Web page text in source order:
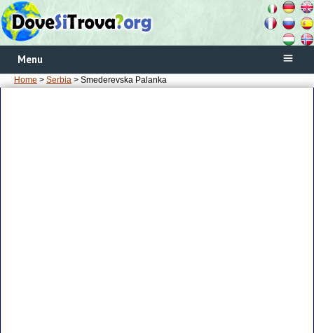
Menu
Home > Serbia > Smederevska Palanka